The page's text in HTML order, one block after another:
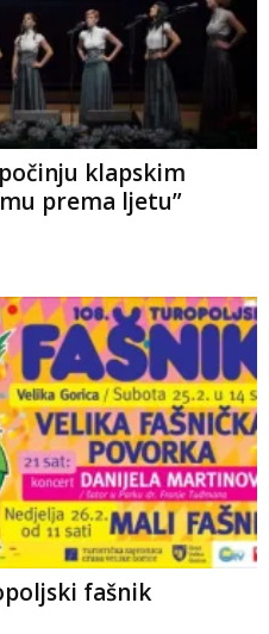
klapskim
prema ljetu”
fašnik